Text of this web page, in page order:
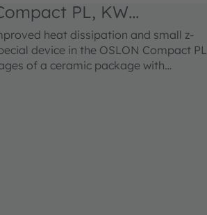
PL, KW
heat dissipation and small z-
device in the OSLON Compact PL
of a ceramic package with